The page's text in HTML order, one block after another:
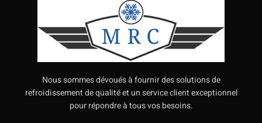
Nous sommes dévoués à fournir des solutions de
refroidissement de qualité et un service client exceptionnel
pour répondre à tous vos besoins.